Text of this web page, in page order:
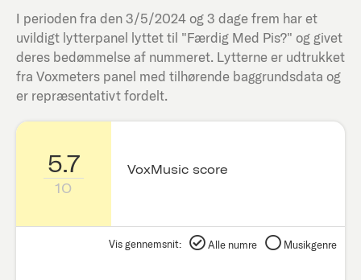
I perioden fra den3/5/2024og 3 dage frem har et
uvildigt lytterpanel lyttet til "Færdig Med Pis?" og givet
deres bedømmelse af nummeret. Lytterne er udtrukket
fra Voxmeters panel med tilhørende baggrundsdata og
er repræsentativt fordelt.
5.7
10
VoxMusic score
Vis gennemsnit: Alle numre Musikgenre